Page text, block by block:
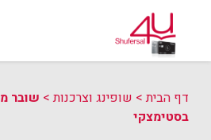
דף הבית> שופינג וצרכנות> שובר
בסטימצקי